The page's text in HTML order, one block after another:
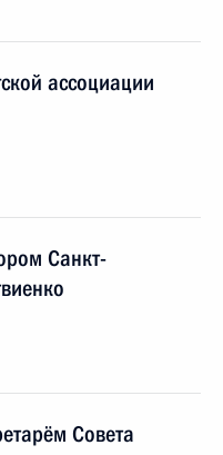
ассоциации
Санкт-
Совета